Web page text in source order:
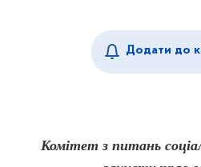
Додати до
Комітет з питань